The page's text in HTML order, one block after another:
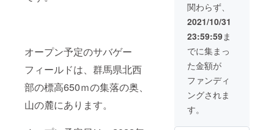
オープン予定のサバゲー
フィールドは、群馬県北西
部の標高650ｍの集落の奥、
山の麓にあります。
販売し
たもの
です。
自費出
版のも
のとな
りま
す）
なりま
す。 ・
お礼の
メッ
セージ
メール
・お礼
の手紙
・オリ
ジナル
冊子
関わらず、
2021/10/31
23:59:59ま
でに集まっ
た金額が
ファンディ
ングされま
す。